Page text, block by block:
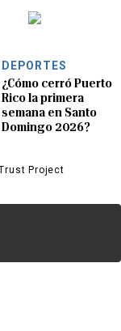
DEPORTES
¿Cómo cerró Puerto
Rico la primera
semana en Santo
Domingo 2026?